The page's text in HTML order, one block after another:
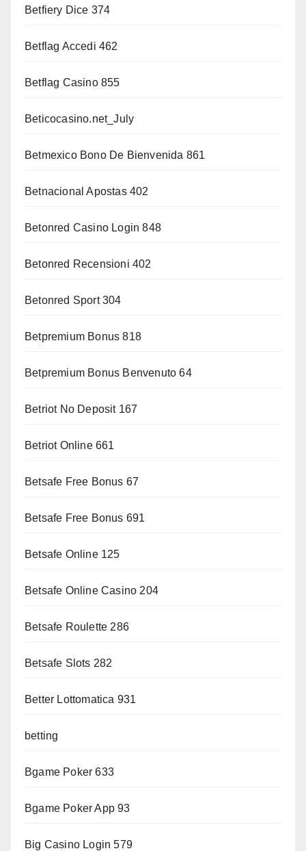
Betfiery Dice 374
Betflag Accedi 462
Betflag Casino 855
Beticocasino.net_July
Betmexico Bono De Bienvenida 861
Betnacional Apostas 402
Betonred Casino Login 848
Betonred Recensioni 402
Betonred Sport 304
Betpremium Bonus 818
Betpremium Bonus Benvenuto 64
Betriot No Deposit 167
Betriot Online 661
Betsafe Free Bonus 67
Betsafe Free Bonus 691
Betsafe Online 125
Betsafe Online Casino 204
Betsafe Roulette 286
Betsafe Slots 282
Better Lottomatica 931
betting
Bgame Poker 633
Bgame Poker App 93
Big Casino Login 579